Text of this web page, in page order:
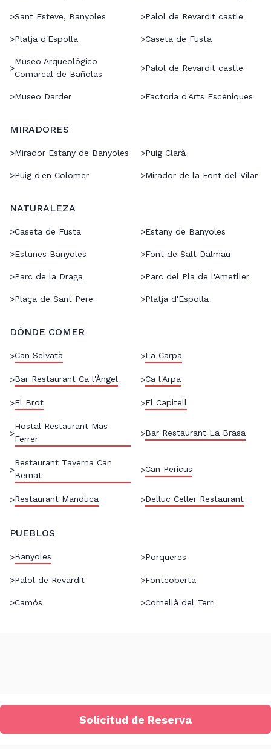
>Sant Esteve, Banyoles >Palol de Revardit castle
>Platja d'Espolla >Caseta de Fusta
>
Museo Arqueológico
Comarcal de Bañolas
>Palol de Revardit castle
>Museo Darder >Factoria d'Arts Escèniques
MIRADORES
>Mirador Estany de Banyoles >Puig Clarà
>Puig d'en Colomer >Mirador de la Font del Vilar
NATURALEZA
>Caseta de Fusta >Estany de Banyoles
>Estunes Banyoles >Font de Salt Dalmau
>Parc de la Draga >Parc del Pla de l'Ametller
>Plaça de Sant Pere >Platja d'Espolla
DÓNDE COMER
>Can Selvatà >La Carpa
>Bar Restaurant Ca l'Àngel >Ca l'Arpa
>El Brot >El Capitell
>
Hostal Restaurant Mas
Ferrer
>Bar Restaurant La Brasa
>
Restaurant Taverna Can
Bernat
>Can Pericus
>Restaurant Manduca >Delluc Celler Restaurant
PUEBLOS
>Banyoles >Porqueres
>Palol de Revardit >Fontcoberta
>Camós >Cornellà del Terri
Solicitud de Reserva